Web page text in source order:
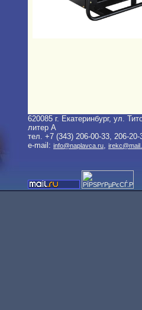
620085 г. Екатеринбург, ул.
литер A
тел. +7 (343) 206-00-33, 206-20-
e-mail: info@naplavca.ru,